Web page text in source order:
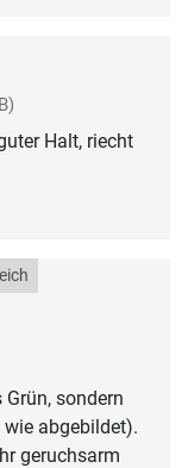
Halt, riecht
sondern
wie abgebildet).
geruchsarm